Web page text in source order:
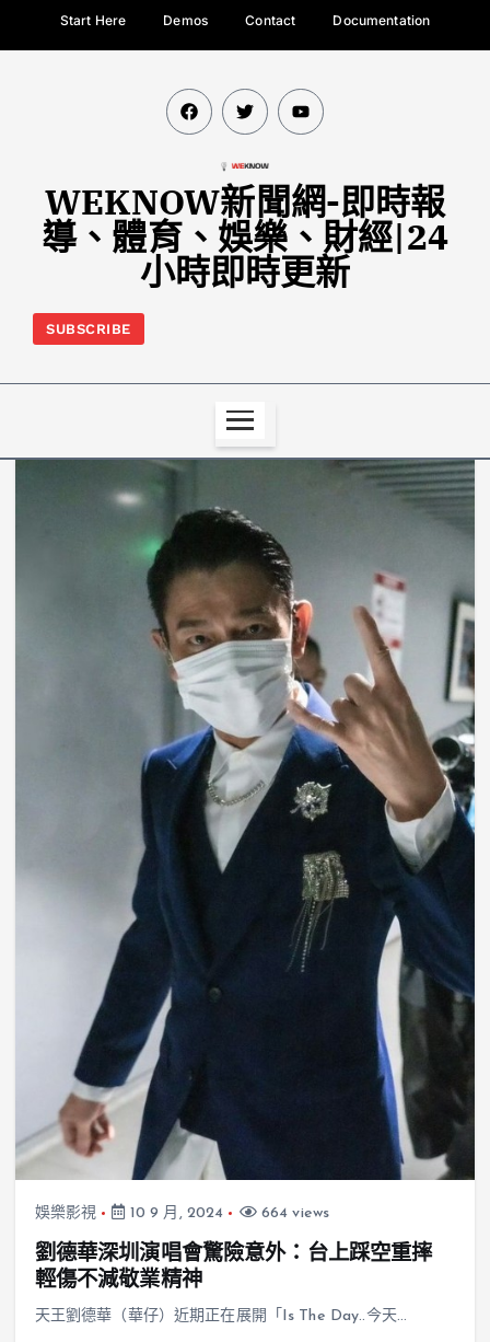
Start Here Demos Contact Documentation
WEKNOW新聞網-即時報
導、體育、娛樂、財經|24
小時即時更新
SUBSCRIBE
娛樂影視 10 9 月, 2024 664 views
劉德華深圳演唱會驚險意外：台上踩空重摔
輕傷不減敬業精神
天王劉德華（華仔）近期正在展開「Is The Day..今天…